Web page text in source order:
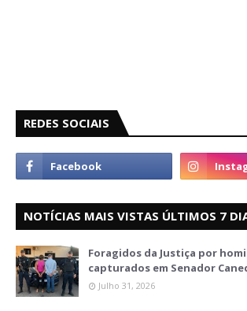
REDES SOCIAIS
NOTÍCIAS MAIS VISTAS ÚLTIMOS 7
Foragidos da Justiça por
capturados em Senador
Julho 31, 2026